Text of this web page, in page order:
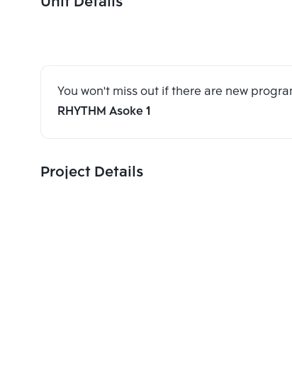
You won't miss out if there are new
RHYTHM Asoke 1
Project Details